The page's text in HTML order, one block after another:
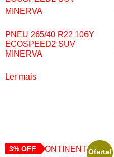
PNEU 265/40 R22 106Y
ECOSPEED2 SUV
MINERVA
Ler mais
Oferta!
3% OFF